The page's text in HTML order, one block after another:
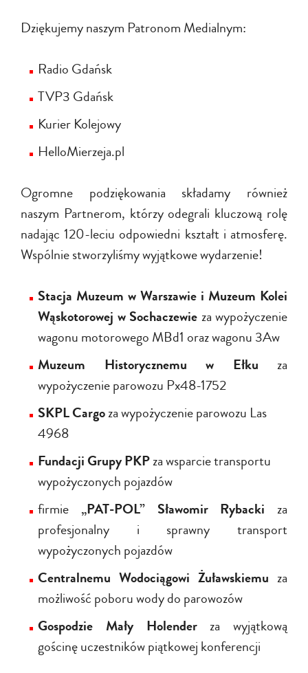
Dziękujemy naszym Patronom Medialnym:
Radio Gdańsk
TVP3 Gdańsk
Kurier Kolejowy
HelloMierzeja.pl
Ogromne podziękowania składamy również
naszym Partnerom, którzy odegrali kluczową rolę
nadając 120-leciu odpowiedni kształt i atmosferę.
Wspólnie stworzyliśmy wyjątkowe wydarzenie!
Stacja Muzeum w Warszawie i Muzeum Kolei
Wąskotorowej w Sochaczewie za wypożyczenie
wagonu motorowego MBd1 oraz wagonu 3Aw
Muzeum Historycznemu w Ełku za
wypożyczenie parowozu Px48-1752
SKPL Cargoza wypożyczenie parowozu Las
4968
Fundacji Grupy PKPza wsparcie transportu
wypożyczonych pojazdów
firmie „PAT-POL” Sławomir Rybacki za
profesjonalny i sprawny transport
wypożyczonych pojazdów
Centralnemu Wodociągowi Żuławskiemu za
możliwość poboru wody do parowozów
Gospodzie Mały Holenderza wyjątkową
gościnę uczestników piątkowej konferencji